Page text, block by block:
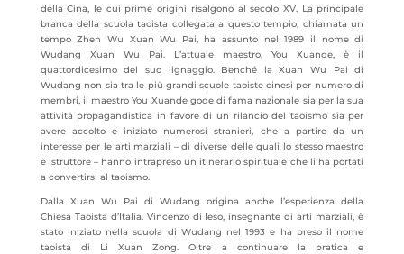
della Cina, le cui prime origini risalgono al secolo XV. La principale
branca della scuola taoista collegata a questo tempio, chiamata un
tempo Zhen Wu Xuan Wu Pai, ha assunto nel 1989 il nome di
Wudang Xuan Wu Pai. L’attuale maestro, You Xuande, è il
quattordicesimo del suo lignaggio. Benché la Xuan Wu Pai di
Wudang non sia tra le più grandi scuole taoiste cinesi per numero di
membri, il maestro You Xuande gode di fama nazionale sia per la sua
attività propagandistica in favore di un rilancio del taoismo sia per
avere accolto e iniziato numerosi stranieri, che a partire da un
interesse per le arti marziali – di diverse delle quali lo stesso maestro
è istruttore – hanno intrapreso un itinerario spirituale che li ha portati
a convertirsi al taoismo.
Dalla Xuan Wu Pai di Wudang origina anche l’esperienza della
Chiesa Taoista d’Italia. Vincenzo di Ieso, insegnante di arti marziali, è
stato iniziato nella scuola di Wudang nel 1993 e ha preso il nome
taoista di Li Xuan Zong. Oltre a continuare la pratica e